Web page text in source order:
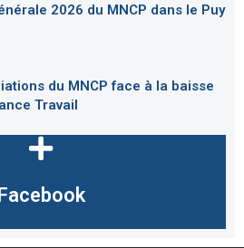
2026 du MNCP dans le Puy
du MNCP face à la baisse
Travail